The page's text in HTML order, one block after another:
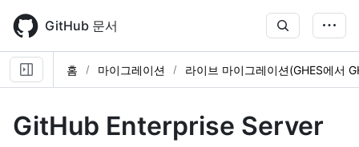
main
content
GitHub 문서
홈 마이그레이션 라이브 마이그레이션(GHES에서
GitHub Enterprise Server